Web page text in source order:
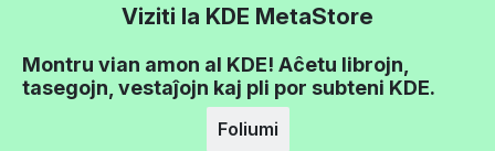
Viziti la KDE MetaStore
Montru vian amon al KDE! Aĉetu librojn,
tasegojn, vestaĵojn kaj pli por subteni KDE.
Foliumi